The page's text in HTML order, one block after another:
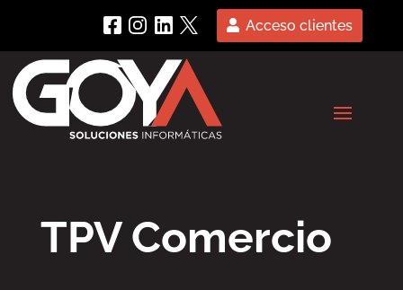
Acceso clientes
TPV Comercio